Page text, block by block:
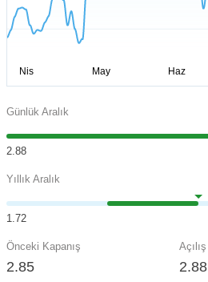
Günlük Aralık
2.88
Yıllık Aralık
1.72
Önceki Kapanış
2.85
Açılış
2.88